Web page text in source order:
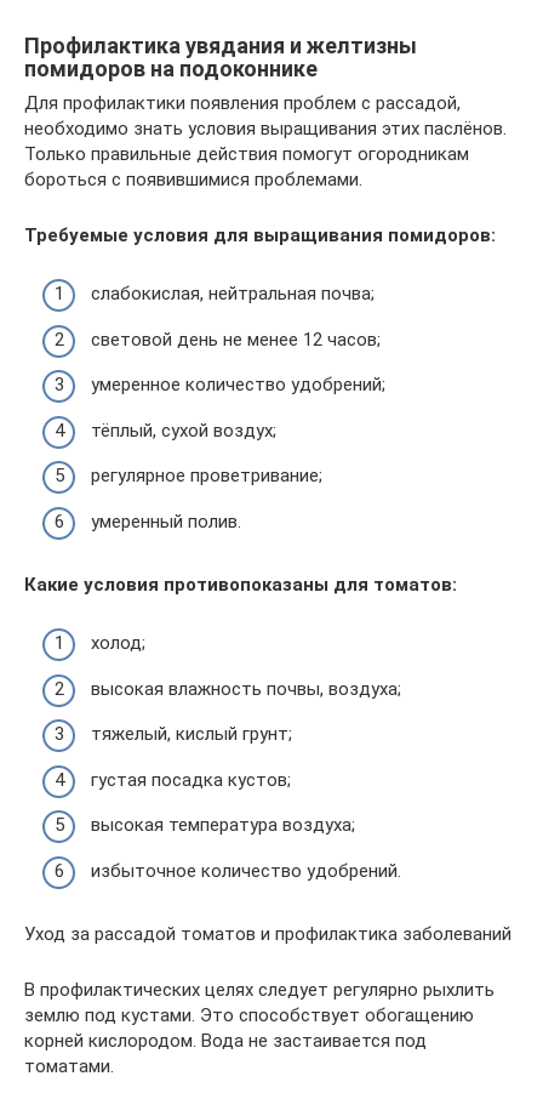
Профилактика увядания и желтизны
помидоров на подоконнике
Для профилактики появления проблем с рассадой,
необходимо знать условия выращивания этих паслёнов.
Только правильные действия помогут огородникам
бороться с появившимися проблемами.
Требуемые условия для выращивания помидоров:
слабокислая, нейтральная почва;
световой день не менее 12 часов;
умеренное количество удобрений;
тёплый, сухой воздух;
регулярное проветривание;
умеренный полив.
Какие условия противопоказаны для томатов:
холод;
высокая влажность почвы, воздуха;
тяжелый, кислый грунт;
густая посадка кустов;
высокая температура воздуха;
избыточное количество удобрений.
Уход за рассадой томатов и профилактика заболеваний
В профилактических целях следует регулярно рыхлить
землю под кустами. Это способствует обогащению
корней кислородом. Вода не застаивается под
томатами.